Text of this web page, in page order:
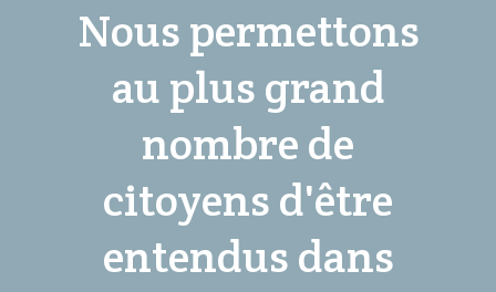
Nous permettons
au plus grand
nombre de
citoyens d'être
entendus dans